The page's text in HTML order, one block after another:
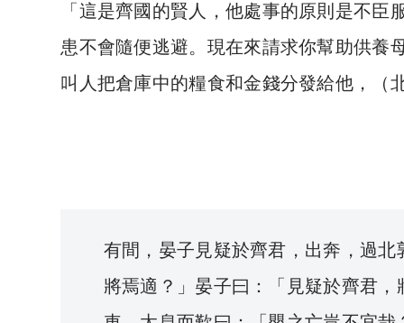
「這是齊國的賢人，他處事的原則是不
患不會隨便逃避。現在來請求你幫助供養
叫人把倉庫中的糧食和金錢分發給他，（
有間，晏子見疑於齊君，出奔，過
將焉適？」晏子曰：「見疑於齊君